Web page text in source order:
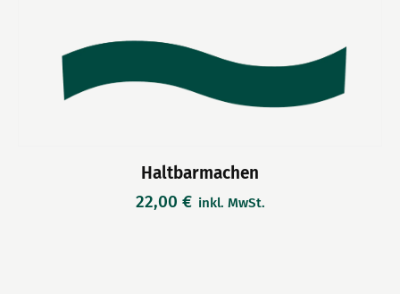
Haltbarmachen
22,00 € inkl. MwSt.